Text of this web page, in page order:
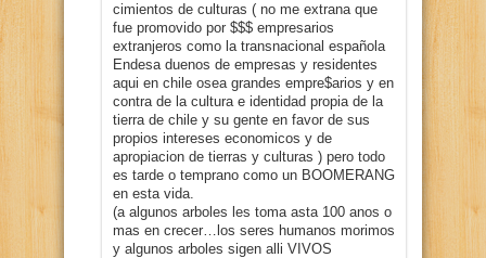
cimientos de culturas ( no me extrana que
fue promovido por $$$ empresarios
extranjeros como la transnacional española
Endesa duenos de empresas y residentes
aqui en chile osea grandes empre$arios y en
contra de la cultura e identidad propia de la
tierra de chile y su gente en favor de sus
propios intereses economicos y de
apropiacion de tierras y culturas ) pero todo
es tarde o temprano como un BOOMERANG
en esta vida.
(a algunos arboles les toma asta 100 anos o
mas en crecer…los seres humanos morimos
y algunos arboles sigen alli VIVOS